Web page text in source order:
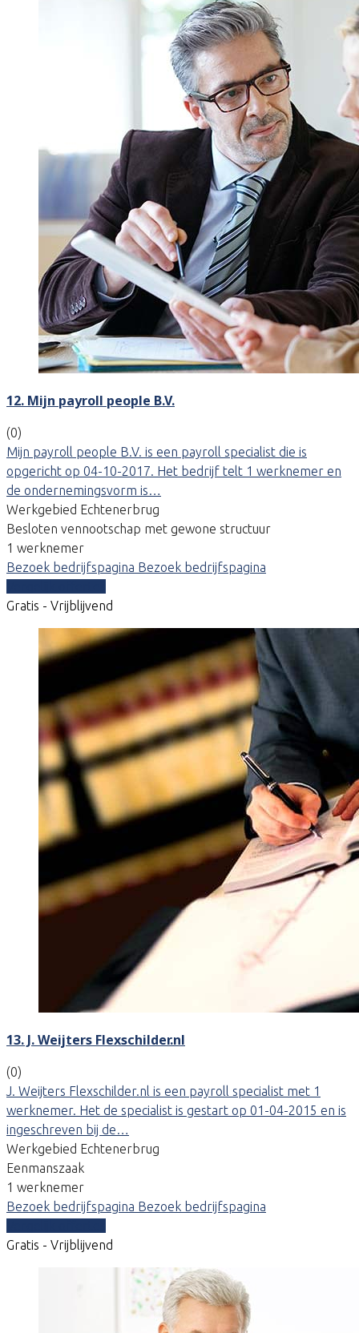
12. Mijn payroll people B.V.
(0)
Mijn payroll people B.V. is een payroll specialist die is
opgericht op 04-10-2017. Het bedrijf telt 1 werknemer en
de ondernemingsvorm is…
Werkgebied Echtenerbrug
Besloten vennootschap met gewone structuur
1 werknemer
Bezoek bedrijfspagina Bezoek bedrijfspagina
Gratis - Vrijblijvend
13. J. Weijters Flexschilder.nl
(0)
J. Weijters Flexschilder.nl is een payroll specialist met 1
werknemer. Het de specialist is gestart op 01-04-2015 en is
ingeschreven bij de…
Werkgebied Echtenerbrug
Eenmanszaak
1 werknemer
Bezoek bedrijfspagina Bezoek bedrijfspagina
Gratis - Vrijblijvend